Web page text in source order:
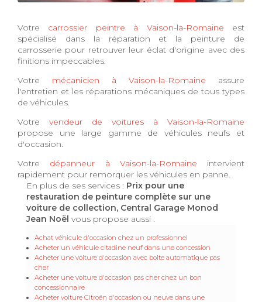
Votre carrossier peintre à Vaison-la-Romaine est
spécialisé dans la réparation et la peinture de
carrosserie pour retrouver leur éclat d'origine avec des
finitions impeccables.
Votre mécanicien à Vaison-la-Romaine assure
l'entretien et les réparations mécaniques de tous types
de véhicules.
Votre vendeur de voitures à Vaison-la-Romaine
propose une large gamme de véhicules neufs et
d'occasion.
Votre dépanneur à Vaison-la-Romaine intervient
rapidement pour remorquer les véhicules en panne.
En plus de ses services : Prix pour une
restauration de peinture complète sur une
voiture de collection, Central Garage Monod
Jean Noël vous propose aussi :
Achat véhicule d'occasion chez un professionnel
Acheter un véhicule citadine neuf dans une concession
Acheter une voiture d'occasion avec boite automatique pas
cher
Acheter une voiture d'occasion pas cher chez un bon
concessionnaire
Acheter voiture Citroën d'occasion ou neuve dans une